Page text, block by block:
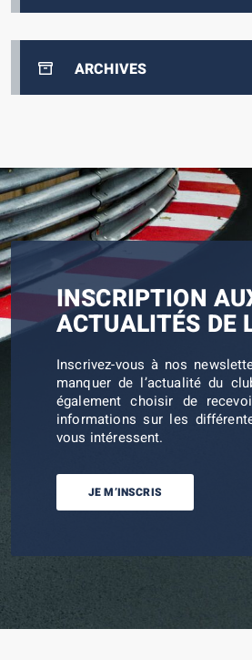
ARCHIVES
INSCRIPTION
ACTUALITÉS DE
Inscrivez-vous à nos
manquer de l’actualité du
également choisir de
informations sur les
vous intéressent.
JE M’INSCRIS